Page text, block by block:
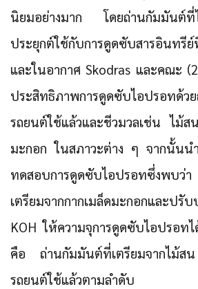
นิยมอย่างมาก โดยถ่านกัมมันต์ที่
ประยุกต์ใช้กับการดูดซับสารอินทรี
และในอากาศ Skodras และคณะ
ประสิทธิภาพการดูดซับไอปรอทด้ว
รถยนต์ใช้แล้วและชีวมวลเช่น ไม้
มะกอก ในสภาวะต่าง ๆ จากนั้นน
ทดสอบการดูดซับไอปรอทซึ่งพ
เตรียมจากกากเมล็ดมะกอกและปรั
KOH ให้ความจุการดูดซับไอปรอท
คือ ถ่านกัมมันต์ที่เตรียมจากไม้
รถยนต์ใช้แล้วตามลำดับ